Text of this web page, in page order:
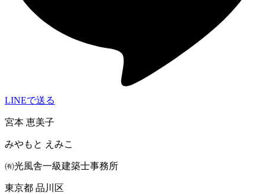
LINEで送る
宮本 恵美子
みやもと えみこ
㈲光風舎一級建築士事務所
東京都 品川区